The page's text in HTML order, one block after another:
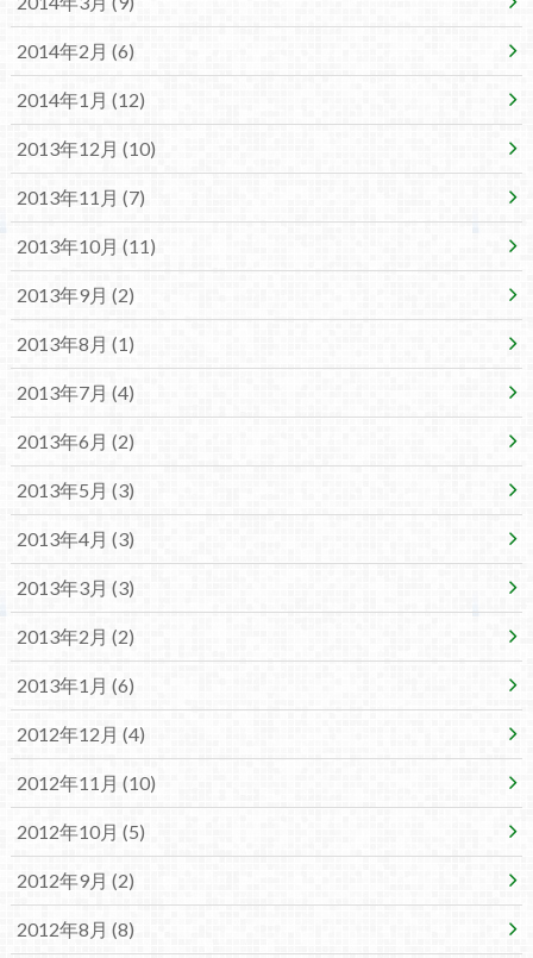
2014年2月 (6)
2014年1月 (12)
2013年12月 (10)
2013年11月 (7)
2013年10月 (11)
2013年9月 (2)
2013年8月 (1)
2013年7月 (4)
2013年6月 (2)
2013年5月 (3)
2013年4月 (3)
2013年3月 (3)
2013年2月 (2)
2013年1月 (6)
2012年12月 (4)
2012年11月 (10)
2012年10月 (5)
2012年9月 (2)
2012年8月 (8)